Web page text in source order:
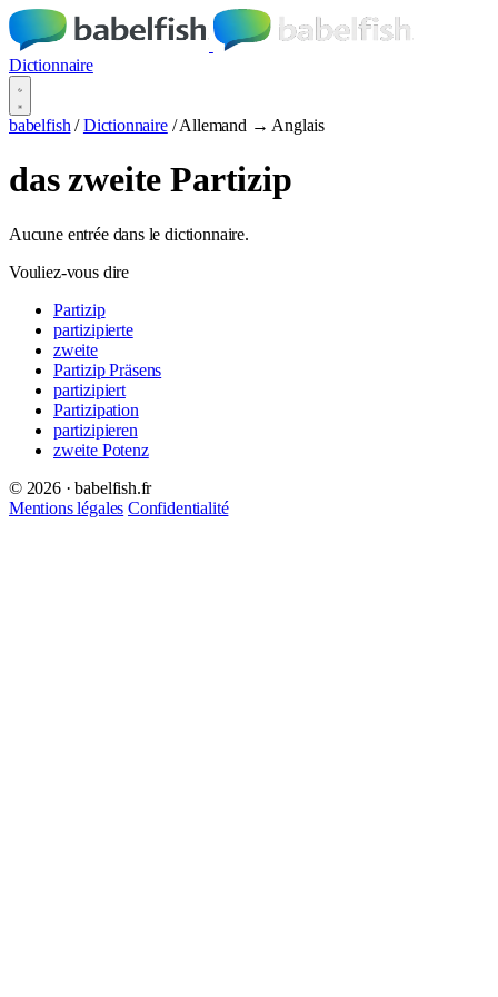
Dictionnaire
babelfish / Dictionnaire / Allemand → Anglais
das zweite Partizip
Aucune entrée dans le dictionnaire.
Vouliez-vous dire
Partizip
partizipierte
zweite
Partizip Präsens
partizipiert
Partizipation
partizipieren
zweite Potenz
© 2026 · babelfish.fr
Mentions légales Confidentialité